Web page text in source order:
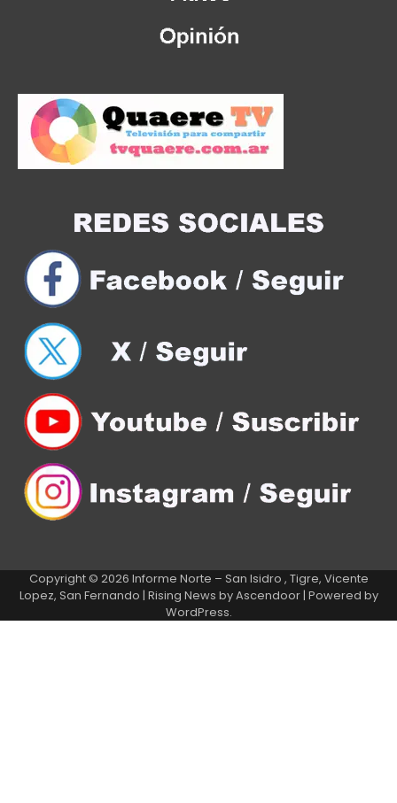
Copyright © 2026 Informe Norte – San Isidro , Tigre, Vicente
Lopez, San Fernando | Rising News byAscendoor| Powered by
WordPress.